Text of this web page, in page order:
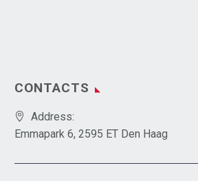
CONTACTS
Address:
Emmapark 6, 2595 ET Den Haag